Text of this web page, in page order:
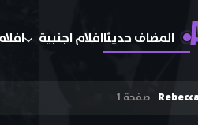
المضاف حديثاافلام اجنبية
صفحة 1